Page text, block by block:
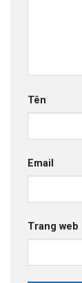
Tên
Email
Trang web